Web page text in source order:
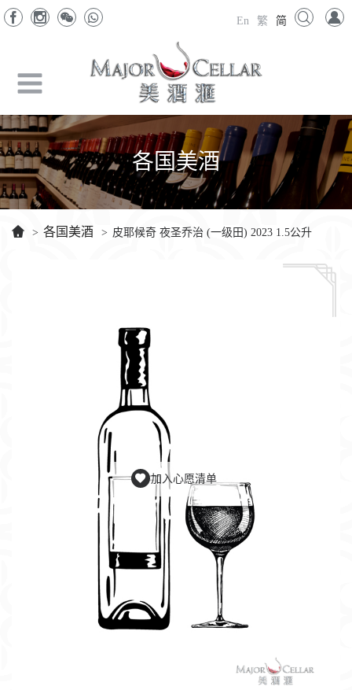
En 繁 简
各国美酒
> 各国美酒 > 皮耶候奇 夜圣乔治 (一级田) 2023 1.5公升
加入心愿清单